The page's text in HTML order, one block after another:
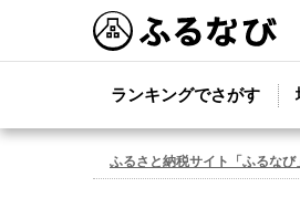
ランキングでさがす
ふるさと納税サイト「ふるなび